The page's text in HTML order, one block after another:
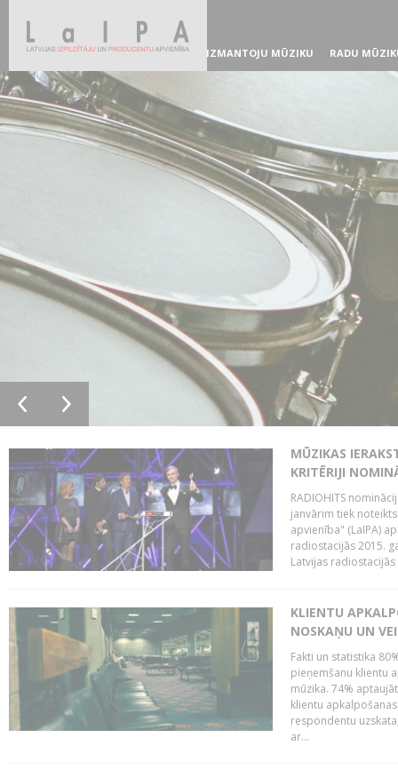
IZMANTOJU MŪZIKU RADU
MŪZIKAS
KRITĒRIJI
RADIOHITS
janvārim tiek
apvienība" (LaIPA)
radiostacijās 2015.
Latvijas
KLIENTU
NOSKAŅU UN
Fakti un statistika
pieņemšanu klientu
mūzika. 74%
klientu
respondentu
ar...